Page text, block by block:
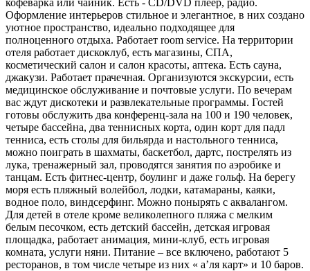
Оформление интерьеров стильное и элегантное, в них создано
уютное пространство, идеально подходящее для
полноценного отдыха. Работает room service. На территории
отеля работает дискоклуб, есть магазины, СПА,
косметический салон и салон красоты, аптека. Есть сауна,
джакузи. Работает прачечная. Организуются экскурсии, есть
медицинское обслуживание и почтовые услуги. По вечерам
вас ждут дискотеки и развлекательные программы. Гостей
готовы обслужить два конференц-зала на 100 и 190 человек,
четыре бассейна, два теннисных корта, один корт для падл
тенниса, есть столы для бильярда и настольного тенниса,
можно поиграть в шахматы, баскетбол, дартс, пострелять из
лука, тренажерный зал, проводятся занятия по аэробике и
танцам. Есть фитнес-центр, боулинг и даже гольф. На берегу
моря есть пляжный волейбол, лодки, катамараны, каяки,
водное поло, виндсерфинг. Можно понырять с аквалангом.
Для детей в отеле кроме великолепного пляжа с мелким
белым песочком, есть детский бассейн, детская игровая
площадка, работает анимация, мини-клуб, есть игровая
комната, услуги няни. Питание – все включено, работают 5
ресторанов, в том числе четыре из них « а’ля карт» и 10 баров.